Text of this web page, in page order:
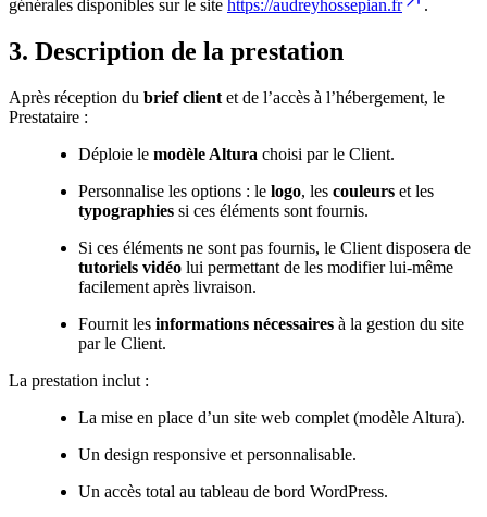
générales disponibles sur le site https://audreyhossepian.fr .
3. Description de la prestation
Après réception du brief client et de l’accès à l’hébergement, le
Prestataire :
Déploie le modèle Altura choisi par le Client.
Personnalise les options : le logo, les couleurs et les
typographies si ces éléments sont fournis.
Si ces éléments ne sont pas fournis, le Client disposera de
tutoriels vidéo lui permettant de les modifier lui-même
facilement après livraison.
Fournit les informations nécessaires à la gestion du site
par le Client.
La prestation inclut :
La mise en place d’un site web complet (modèle Altura).
Un design responsive et personnalisable.
Un accès total au tableau de bord WordPress.